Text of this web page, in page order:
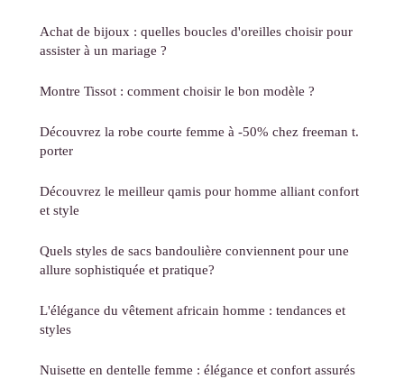
Achat de bijoux : quelles boucles d'oreilles choisir pour
assister à un mariage ?
Montre Tissot : comment choisir le bon modèle ?
Découvrez la robe courte femme à -50% chez freeman t.
porter
Découvrez le meilleur qamis pour homme alliant confort
et style
Quels styles de sacs bandoulière conviennent pour une
allure sophistiquée et pratique?
L'élégance du vêtement africain homme : tendances et
styles
Nuisette en dentelle femme : élégance et confort assurés